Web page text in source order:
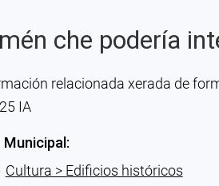
che podería
relacionada xerada de
IA
Municipal:
Cultura > Edificios históricos